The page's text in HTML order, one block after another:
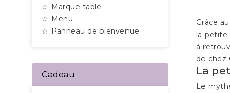
☆ Marque table
☆ Menu
☆ Panneau de bienvenue
Cadeau
Grâce
la petite
à
de chez
La
Le